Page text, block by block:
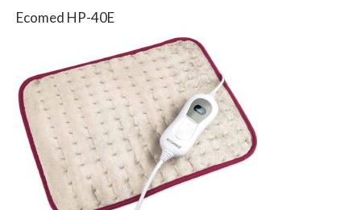
Ecomed HP-40E